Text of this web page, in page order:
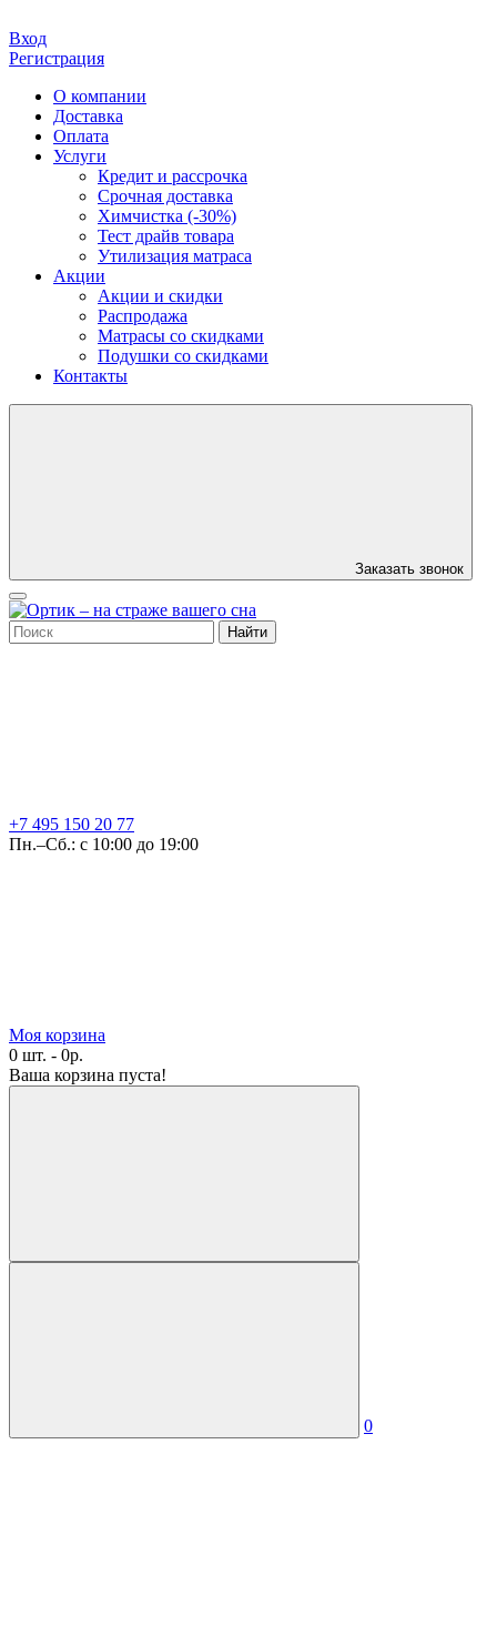
Вход
Регистрация
О компании
Доставка
Оплата
Услуги
Кредит и рассрочка
Срочная доставка
Химчистка (-30%)
Тест драйв товара
Утилизация матраса
Акции
Акции и скидки
Распродажа
Матрасы со скидками
Подушки со скидками
Контакты
Заказать звонок
Найти
+7 495 150 20 77
Пн.–Сб.: с 10:00 до 19:00
Моя корзина
0 шт. - 0р.
Ваша корзина пуста!
0